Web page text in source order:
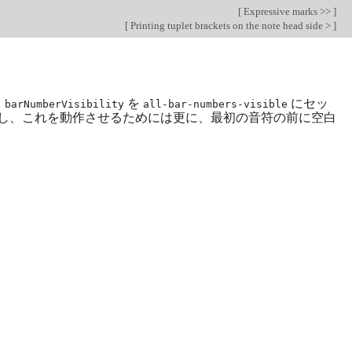
[ Expressive marks >> ]
[ Printing tuplet brackets on the note head side > ]
barNumberVisibility を all-bar-numbers-visible にセッ
、これを動作させるためには更に、最初の音符の前に空白